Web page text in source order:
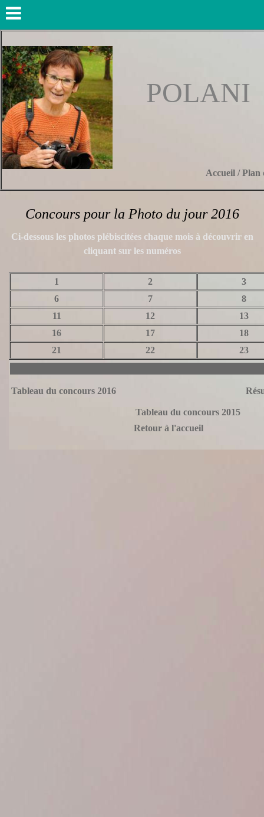
POLANI
Accueil /Plan
Concours pour la Photo du jour 2016
Ci-dessous les photos plébiscitées chaque mois à découvrir en
cliquant sur les numéros
1 2
3
6
7
8
11
12
13
16
17
18
21
22 23
Tableau du concours 2016
Tableau du concours 2015
Retour à l'accueil